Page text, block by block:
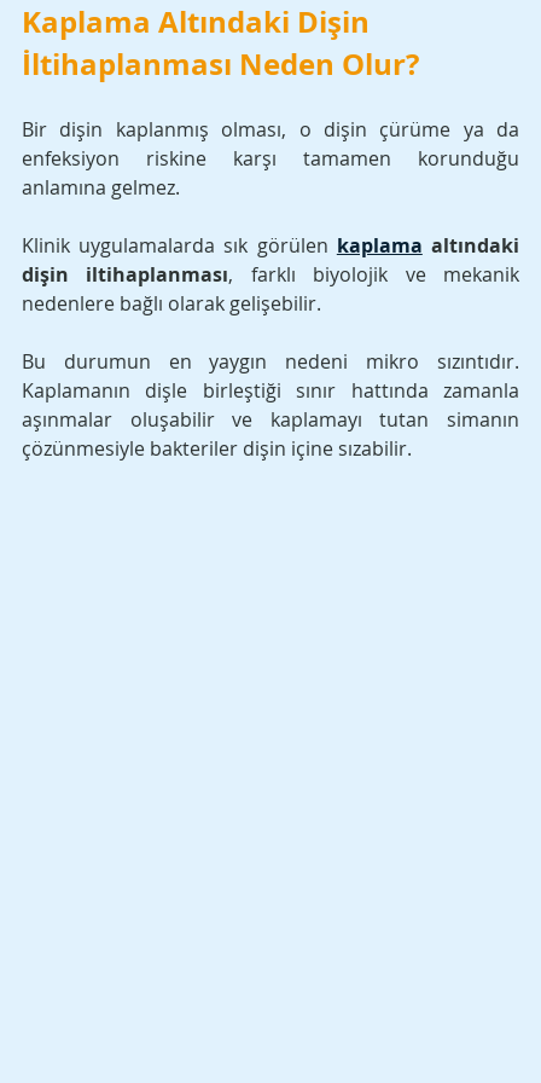
Kaplama Altındaki Dişin
İltihaplanması Neden Olur?
Bir dişin kaplanmış olması, o dişin çürüme ya da
enfeksiyon riskine karşı tamamen korunduğu
anlamına gelmez.
Klinik uygulamalarda sık görülen kaplama altındaki
dişin iltihaplanması, farklı biyolojik ve mekanik
nedenlere bağlı olarak gelişebilir.
Bu durumun en yaygın nedeni mikro sızıntıdır.
Kaplamanın dişle birleştiği sınır hattında zamanla
aşınmalar oluşabilir ve kaplamayı tutan simanın
çözünmesiyle bakteriler dişin içine sızabilir.